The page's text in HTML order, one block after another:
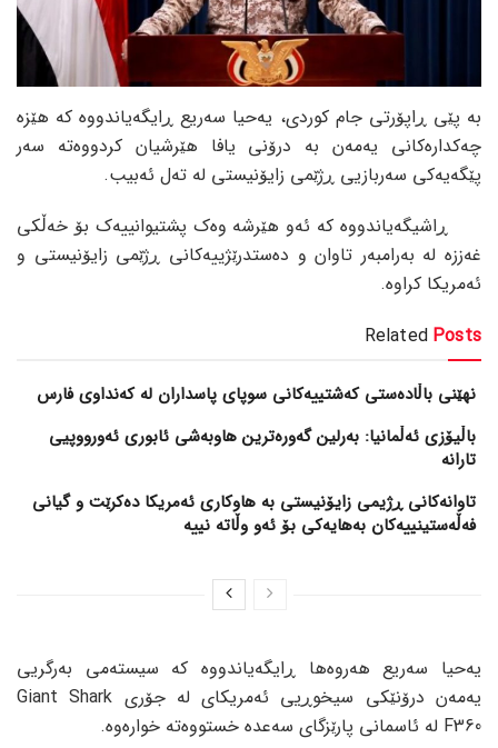
بە پێی ڕاپۆرتی جام کوردی، یەحیا سەریع ڕایگەیاندووە کە هێزە
چەکدارەکانی یەمەن بە درۆنی یافا هێرشیان کردووەتە سەر
پێگەیەکی سەربازیی ڕژێمی زایۆنیستی لە تەل ئەبیب.
ڕاشیگەیاندووە کە ئەو هێرشە وەک پشتیوانییەک بۆ خەڵکی
غەززە لە بەرامبەر تاوان و دەستدرێژییەکانی ڕژێمی زایۆنیستی و
ئەمریکا کراوە.
Related Posts
نهێنی باڵادەستی کەشتییەکانی سوپای پاسداران لە کەنداوی فارس
باڵیۆزی ئەڵمانیا: بەرلین گەورەترین هاوبەشی ئابوری ئەورووپیی
تارانە
تاوانەکانی ڕژیمی زایۆنیستی بە هاوکاری ئەمریکا دەکرێت و گیانی
فەڵەستینییەکان بەهایەکی بۆ ئەو وڵاتە نییە
یەحیا سەریع هەروەها ڕایگەیاندووە کە سیستەمی بەرگریی
یەمەن درۆنێکی سیخوڕیی ئەمریکای لە جۆری Giant Shark
F360 لە ئاسمانی پارێزگای سەعدە خستووەتە خوارەوە.